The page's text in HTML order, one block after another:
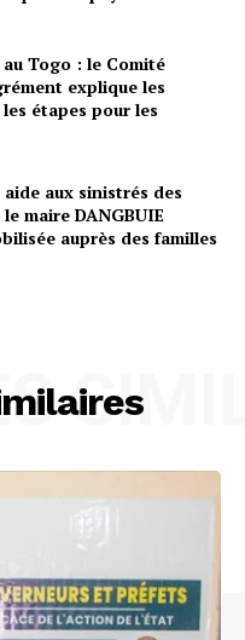
Togo : le Comité
explique les
étapes pour les
aux sinistrés des
maire DANGBUIE
auprès des familles